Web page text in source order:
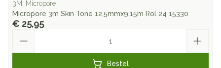
3M, Micropore
Micropore 3m Skin Tone 12,5mmx9,15m Rol 24 15330
€ 25,95
Bestel